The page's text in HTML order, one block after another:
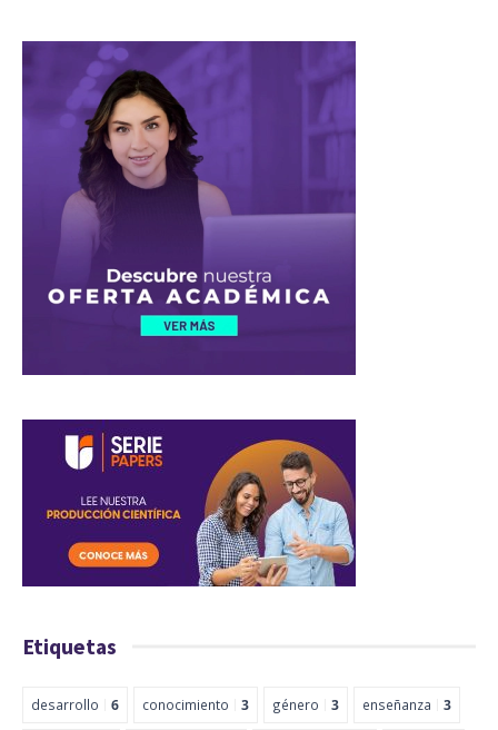
Etiquetas
desarrollo 6 conocimiento 3 género 3 enseñanza 3